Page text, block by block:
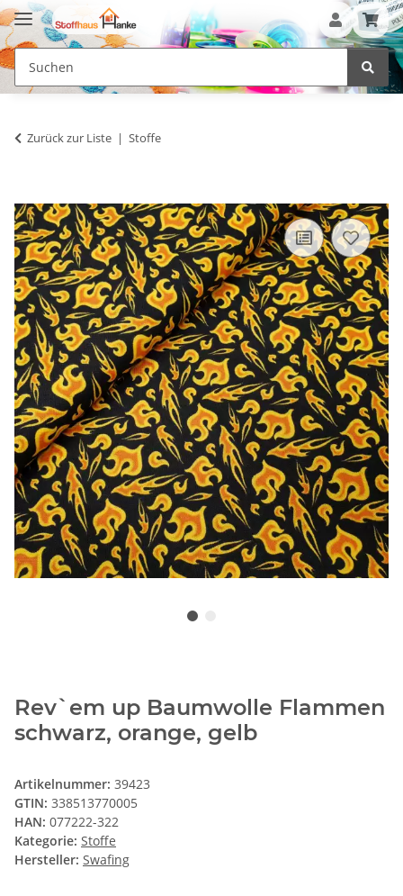
Zurück zur Liste Stoffe
Rev`em up Baumwolle Flammen
schwarz, orange, gelb
Artikelnummer: 39423
GTIN: 338513770005
HAN: 077222-322
Kategorie: Stoffe
Hersteller: Swafing